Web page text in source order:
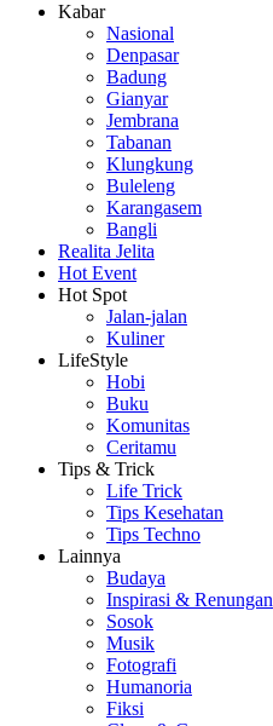
Kabar
Nasional
Denpasar
Badung
Gianyar
Jembrana
Tabanan
Klungkung
Buleleng
Karangasem
Bangli
Realita Jelita
Hot Event
Hot Spot
Jalan-jalan
Kuliner
LifeStyle
Hobi
Buku
Komunitas
Ceritamu
Tips & Trick
Life Trick
Tips Kesehatan
Tips Techno
Lainnya
Budaya
Inspirasi & Renungan
Sosok
Musik
Fotografi
Humanoria
Fiksi